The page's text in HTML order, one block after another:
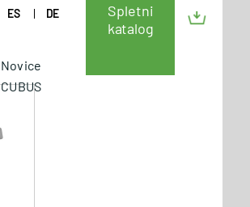
ES DE
Novice
CUBUS
Spletni
katalog